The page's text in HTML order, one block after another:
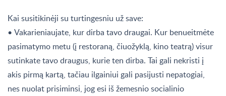
Kai susitikinėji su turtingesniu už save:
• Vakarieniaujate, kur dirba tavo draugai. Kur benueitmėte
pasimatymo metu (į restoraną, čiuožyklą, kino teatrą) visur
sutinkate tavo draugus, kurie ten dirba. Tai gali nekristi į
akis pirmą kartą, tačiau ilgainiui gali pasijusti nepatogiai,
nes nuolat prisiminsi, jog esi iš žemesnio socialinio